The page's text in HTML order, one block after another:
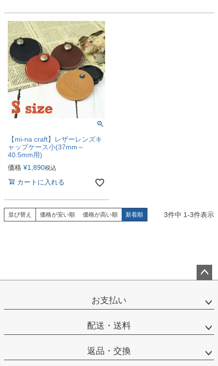
【mi-na craft】レザーレンズキ
ャップケース小(37mm～
40.5mm用)
価格 ¥1,890税込
カートに入れる
並び替え 価格が安い順 価格が高い順 新着順 3件中 1-3件表示
ップ
お支払い
配送・送料
返品・交換